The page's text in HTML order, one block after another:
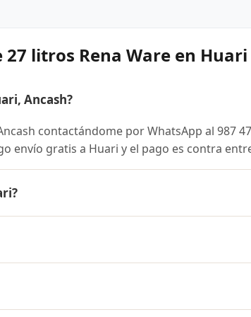
litros Rena Ware en Huari
Ancash?
contactándome por WhatsApp al 987
envío gratis a Huari y el pago es contra
de pago en cuotas desde el 10% de